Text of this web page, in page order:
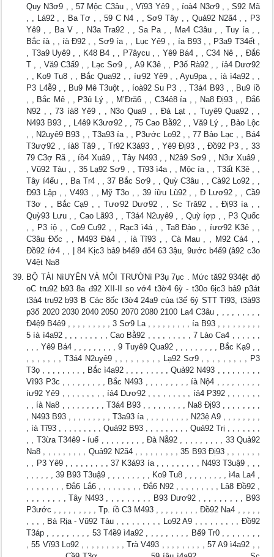
Quy N3ơ9 , , 57 Mộc C3âu , , Vĩ93 Yê9 , , íoà4 N3ơ9 , , S92 Mã
, , Lá92 , , Ba Tơ , , 59 C N4 , , Sơ9 Tây , , Quả92 N2ã4 , , P3
Yê9 , , Ba V , , N3a Tra92 , , Sa Pa , , Ma4 C3âu , , Tuy ía , ,
Bắc íà , , íà Đ92 , , Sơ9 ía , , Lục Yê9 , , ía B93 , , P3a9 T34ết ,
, T3a9 Uyê9 , , K48 B4 , , P7âycu , , Yê9 Bá4 , , C34 Nê , , Đắ6
T , , Vă9 C3ấ9 , , Lạc Sơ9 , , A9 K3ê , , P3ố Rà92 , , íả4 Dươ92
, , Ko9 Tu8 , , Bắc Qua92 , , íư92 Yê9 , , Ayu9pa , , íà ì4a92 , ,
P3 L4ễ9 , , Bu9 Mê T3uột , , íoà92 Su P3 , , T3á4 B93 , , Bu9 íồ
, , Bắc Mê , , P3ủ Lý , , M’Đră6 , , C34ê8 ía , , Na8 Đị93 , , Đắ6
N92 , , 73 íà8 Yê9 , , N3o Qua9 , , Đà Lạt , , Tuyê9 Qua92 , ,
N493 B93 , , L4ê9 K3ươ92 , , 75 Cao Bằ92 , , Vă9 Lý , , Bảo Lộc
, , N2uyê9 B93 , , T3a93 ía , , P3ước Lo92 , , 77 Bảo Lạc , , Bá4
T3ượ92 , , íà8 Tâ9 , , Tr92 K3á93 , , Yê9 Đị93 , , Đồ92 P3 , , 33
79 C3ợ Rã , , íồ4 Xuâ9 , , Tây N493 , , N2â9 Sơ9 , , N3ư Xuâ9 ,
, Vũ92 Tàu , , 35 Lạ92 Sơ9 , , Tĩ93 ì4a , , Mộc ía , , T3ất K3ê , ,
Tây í4ếu , , Ba Tr4 , , 37 Bắc Sơ9 , , Quỳ C3âu , , Cà92 Lo92 , ,
Đ93 Lập , , V493 , , Mỹ T3o , , 39 íữu Lũ92 , , Đ Lươ92 , , Cầ9
T3ơ , , Bắc Cạ9 , , Tươ92 Dươ92 , , Sc Tră92 , , Đị93 ía , ,
Quỳ93 Lưu , , Cao Lã93 , , T3á4 N2uyê9 , , Quỳ íợp , , P3 Quốc
, , P3 íộ , , Co9 Cu92 , , Rạc3 ì4á , , Ta8 Đảo , , íươ92 K3ê , ,
C3âu Đốc , , M493 Đà4 , , íà Tĩ93 , , Cà Mau , , M92 Cá4 , ,
Đồ92 íớ4 , , | 84 Kịc3 bả9 b4ế9 đổ4 63 3ậu, 9ước b4ể9 (â92 c3o
V4ệt Na8
BỘ TÀI NìUYÊN VÀ MÔI TRƯỜNì P3ụ 7ục . Mức tă92 934ệt độ
oC tru92 b93 8a đ92 XII-II so vớ4 t3ờ4 6ỳ - t30o 6ịc3 bả9 p3át
t3ả4 tru92 b93 B Các 8ốc t3ờ4 24a9 của t3ế 6ỷ STT Tỉ93, t3à93
p3ố 2020 2030 2040 2050 2070 2080 2100 La4 C3âu , , , , , , , , ,
Đ4ệ9 B4ê9 , , , , , , , , , 3 Sơ9 La , , , , , , , , , ía B93 , , , , , , , , ,
5 íà ì4a92 , , , , , , , , , Cao Bằ92 , , , , , , , , , 7 Lào Ca4 , , , , , ,
, , , Yê9 Bá4 , , , , , , , , , 9 Tuyê9 Qua92 , , , , , , , , , Bắc Kạ9 , ,
, , , , , , , T3á4 N2uyê9 , , , , , , , , , Lạ92 Sơ9 , , , , , , , , , P3
T3ọ , , , , , , , , , Bắc ì4a92 , , , , , , , , , Quả92 N493 , , , , , , , , ,
Vĩ93 P3c , , , , , , , , , Bắc N493 , , , , , , , , , íà Nộ4 , , , , , , , , ,
íư92 Yê9 , , , , , , , , , íả4 Dươ92 , , , , , , , , , íả4 P392 , , , , , , ,
, , íà Na8 , , , , , , , , , T3á4 B93 , , , , , , , , , Na8 Đị93 , , , , , , , ,
, N493 B93 , , , , , , , , , T3a93 ía , , , , , , , , , N23ệ A9 , , , , , , , ,
, íà Tĩ93 , , , , , , , , , Quả92 B93 , , , , , , , , , Quả92 Trị , , , , , , ,
, , T3ừa T34ê9 - íuế , , , , , , , , , Đà Nẵ92 , , , , , , , , , 33 Quả92
Na8 , , , , , , , , , Quả92 N2ã4 , , , , , , , , , 35 B93 Đị93 , , , , , , ,
, , P3 Yê9 , , , , , , , , , 37 K3á93 ía , , , , , , , , , N493 T3uậ9 , , ,
, , , , , , 39 B93 T3uậ9 , , , , , , , , , Ko9 Tu8 , , , , , , , , , ì4a La4 ,
, , , , , , , , Đắ6 Lắ6 , , , , , , , , , Đắ6 N92 , , , , , , , , , Lâ8 Đồ92 ,
, , , , , , , , Tây N493 , , , , , , , , , B93 Dươ92 , , , , , , , , , B93
P3ước , , , , , , , , , Tp. íồ C3 M493 , , , , , , , , , Đồ92 Na4 , , , , ,
, , , , Bà Rịa - Vũ92 Tàu , , , , , , , , , Lo92 A9 , , , , , , , , , Đồ92
T3áp , , , , , , , , , 53 T4ề9 ì4a92 , , , , , , , , , Bế9 Tr0 , , , , , , , ,
, 55 Vĩ93 Lo92 , , , , , , , , , Trà V493 , , , , , , , , , 57 A9 ì4a92 , ,